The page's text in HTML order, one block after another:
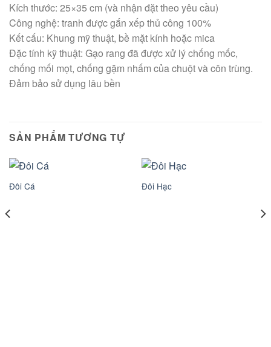
Kích thước: 25×35 cm (và nhận đặt theo yêu cầu)
Công nghệ: tranh được gắn xếp thủ công 100%
Kết cấu: Khung mỹ thuật, bề mặt kính hoặc mica
Đặc tính kỹ thuật: Gạo rang đã được xử lý chống mốc,
chống mối mọt, chống gặm nhấm của chuột và côn trùng.
Đảm bảo sử dụng lâu bền
SẢN PHẨM TƯƠNG TỰ
Đôi Cá Đôi Hạc